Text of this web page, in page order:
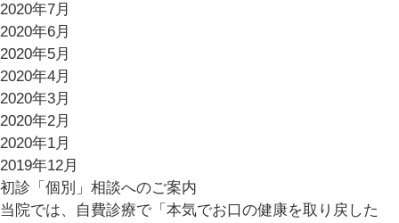
2020年7月
2020年6月
2020年5月
2020年4月
2020年3月
2020年2月
2020年1月
2019年12月
初診「個別」相談へのご案内
当院では、自費診療で「本気でお口の健康を取り戻した